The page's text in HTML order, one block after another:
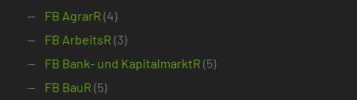
FB AgrarR (4)
FB ArbeitsR (3)
FB Bank- und KapitalmarktR (5)
FB BauR (5)